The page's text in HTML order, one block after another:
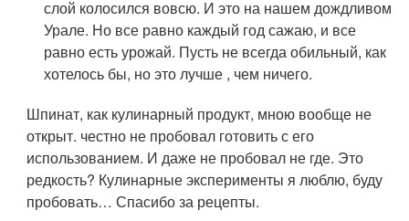
слой колосился вовсю. И это на нашем дождливом
Урале. Но все равно каждый год сажаю, и все
равно есть урожай. Пусть не всегда обильный, как
хотелось бы, но это лучше , чем ничего.
Шпинат, как кулинарный продукт, мною вообще не
открыт. честно не пробовал готовить с его
использованием. И даже не пробовал не где. Это
редкость? Кулинарные эксперименты я люблю, буду
пробовать… Спасибо за рецепты.